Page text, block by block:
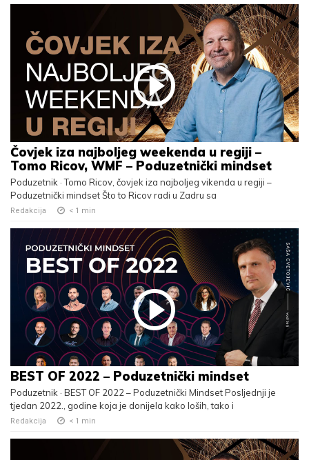
Čovjek iza najboljeg weekenda u regiji –
Tomo Ricov, WMF – Poduzetnički mindset
Poduzetnik · Tomo Ricov, čovjek iza najboljeg vikenda u regiji –
Poduzetnički mindset Što to Ricov radi u Zadru sa
Redakcija < 1 min
BEST OF 2022 – Poduzetnički mindset
Poduzetnik · BEST OF 2022 – Poduzetnički Mindset Posljednji je
tjedan 2022., godine koja je donijela kako loših, tako i
Redakcija < 1 min